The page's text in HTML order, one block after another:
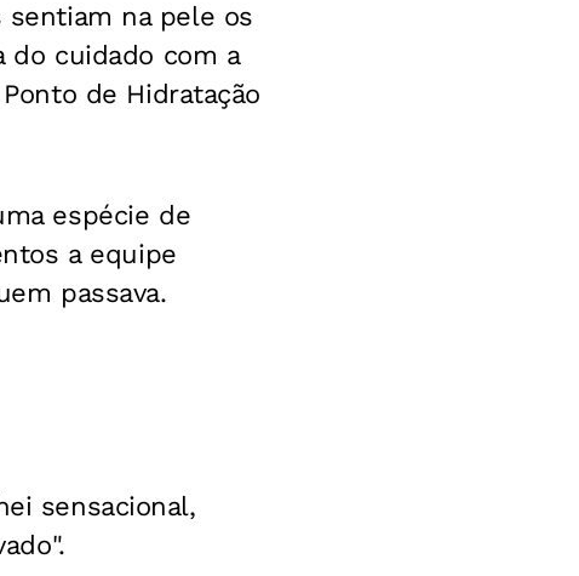
sentiam na pele os
do cuidado com a
de Hidratação
espécie de
a equipe
passava.
sensacional,